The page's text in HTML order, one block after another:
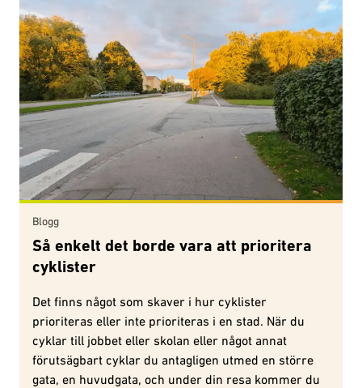
Blogg
Så enkelt det borde vara att prioritera
cyklister
Det finns något som skaver i hur cyklister
prioriteras eller inte prioriteras i en stad. När du
cyklar till jobbet eller skolan eller något annat
förutsägbart cyklar du antagligen utmed en större
gata, en huvudgata, och under din resa kommer du